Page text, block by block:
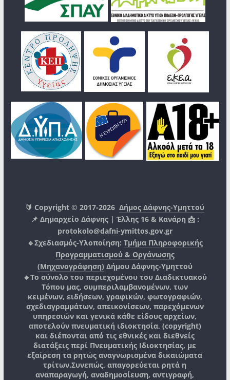
🔰 Copyright © 2017-2026Δήμος Δάφνης-Υμηττού
📌 Δημαρχείο Δάφνης | Έλλης 16 & Κανάρη 📩 :
protokolo@dafni-ymittos.gov.gr
🔹Σχεδιασμός-Υλοποίηση: Τμήμα Πληροφορικής
Προγραμματισμού & Οργάνωσης
(Μηχανογράφηση) Δήμου Δάφνης-Υμηττού
🔸Το σύνολο του περιεχομένου του Διαδικτυακού
Τόπου μας, συμπεριλαμβανομένων, των
κειμένων, ειδήσεων, γραφικών, φωτογραφιών,
σχεδιαγραμμάτων, απεικονίσεων, παρεχόμενων
υπηρεσιών και γενικά κάθε είδους αρχείων,
αποτελούν πνευματική ιδιοκτησία, (copyright)
και διέπονται από τις εθνικές και διεθνείς
διατάξεις περί Πνευματικής Ιδιοκτησίας, με
εξαίρεση τα ρητώς αναγνωρισμένα δικαιώματα
τρίτων.Συνεπώς, απαγορεύεται ρητά η
αναπαραγωγή, αναδημοσίευση, αντιγραφή,